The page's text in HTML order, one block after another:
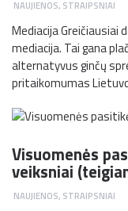
NAUJIENOS, STRAIPSNIAI
Mediacija Greičiausiai
mediacija. Tai gana
alternatyvus ginčų
pritaikomumas
Visuomenės
veiksniai
NAUJIENOS, STRAIPSNIAI